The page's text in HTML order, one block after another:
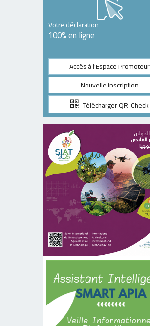
Votre déclaration
100% en ligne
Accès à l'Espace Promoteur
Nouvelle inscription
Télécharger QR-Check